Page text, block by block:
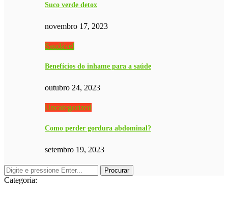
Suco verde detox
novembro 17, 2023
Saudável
Benefícios do inhame para a saúde
outubro 24, 2023
Uncategorized
Como perder gordura abdominal?
setembro 19, 2023
Categoria: